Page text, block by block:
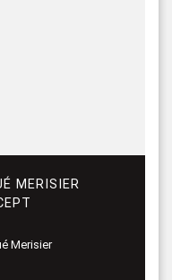
MERISIER
Merisier